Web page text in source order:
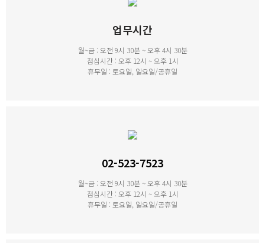
업무시간
월~금 : 오전 9시 30분 ~ 오후 4시 30분
점심시간 : 오후 12시 ~ 오후 1시
휴무일 : 토요일, 일요일/공휴일
02-523-7523
월~금 : 오전 9시 30분 ~ 오후 4시 30분
점심시간 : 오후 12시 ~ 오후 1시
휴무일 : 토요일, 일요일/공휴일